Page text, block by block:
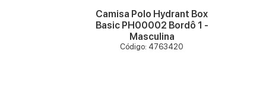
Camisa Polo Hydrant Box
Basic PH00002 Bordô 1 -
Masculina
Código: 4763420